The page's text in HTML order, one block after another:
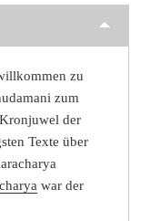
zu
zum
der
Texte über
war der